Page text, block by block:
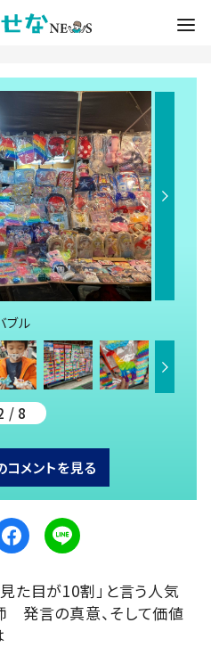
ブル
/ 8
メントを見る
見た目が10割」と言う人気
発言の真意、そして価値